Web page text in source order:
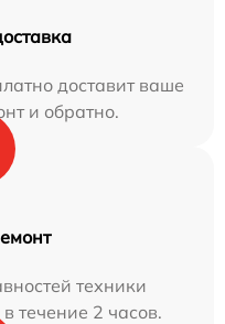
доставит ваше
и обратно.
техники
течение 2 часов.